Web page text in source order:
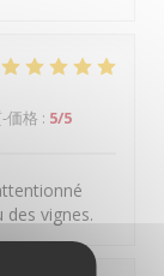
価格 : 5/5
des vignes.